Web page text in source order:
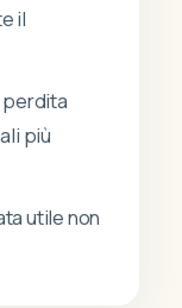
il
perdita
più
utile non